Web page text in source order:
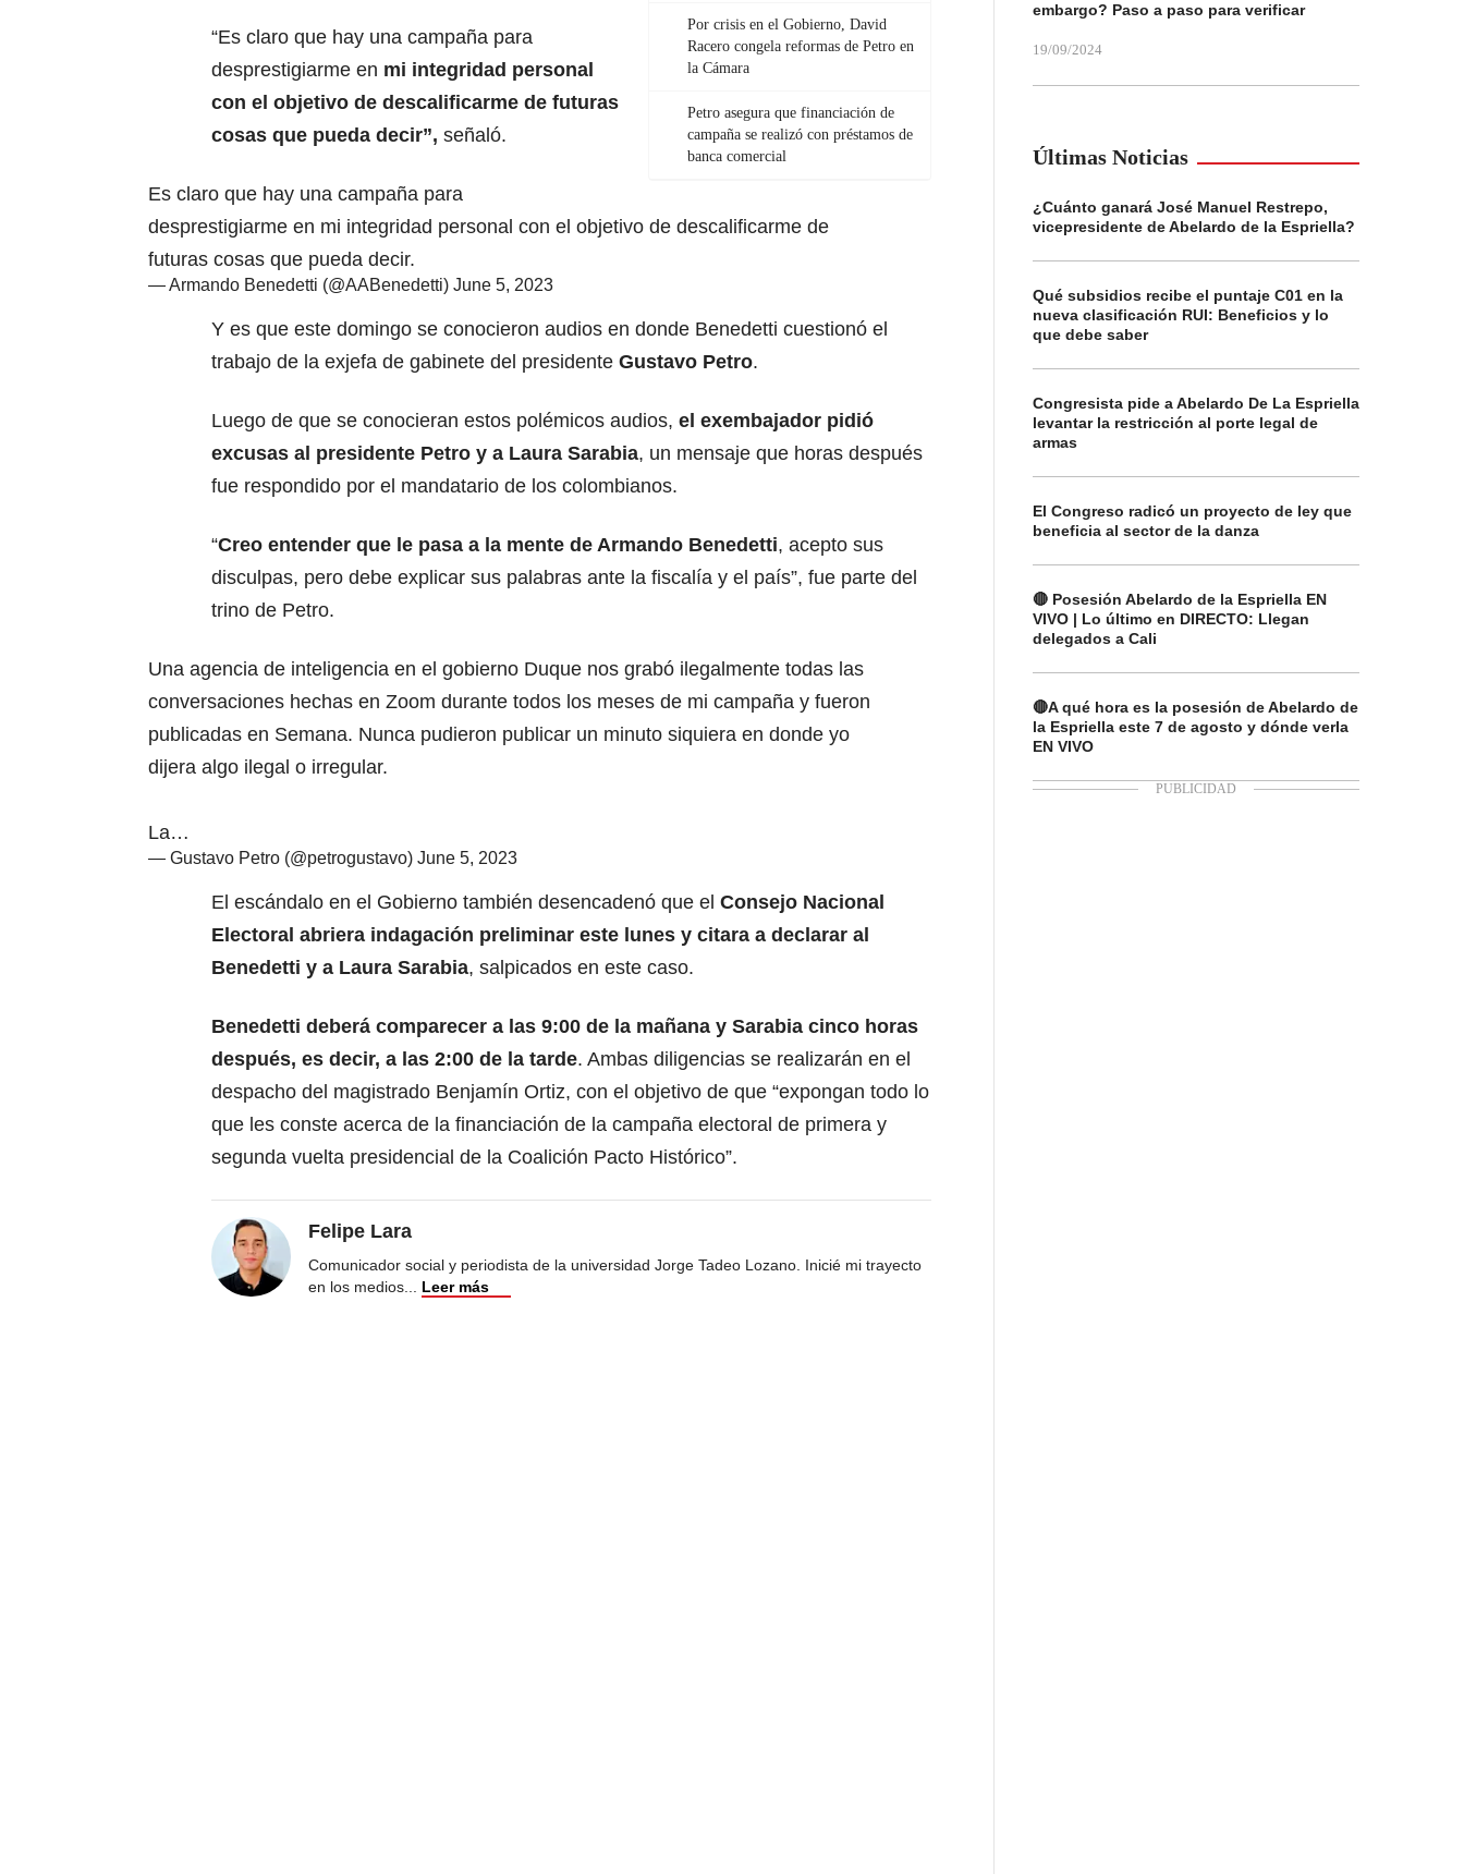
Por crisis en el Gobierno, David
Racero congela reformas de Petro en
la Cámara
Petro asegura que financiación de
campaña se realizó con préstamos de
banca comercial
“Es claro que hay una campaña para
desprestigiarme en mi integridad personal
con el objetivo de descalificarme de futuras
cosas que pueda decir”, señaló.
Es claro que hay una campaña para
desprestigiarme en mi integridad personal con el objetivo de descalificarme de
futuras cosas que pueda decir.
— Armando Benedetti (@AABenedetti) June 5, 2023
Y es que este domingo se conocieron audios en donde Benedetti cuestionó el
trabajo de la exjefa de gabinete del presidente Gustavo Petro.
Luego de que se conocieran estos polémicos audios, el exembajador pidió
excusas al presidente Petro y a Laura Sarabia, un mensaje que horas después
fue respondido por el mandatario de los colombianos.
“Creo entender que le pasa a la mente de Armando Benedetti, acepto sus
disculpas, pero debe explicar sus palabras ante la fiscalía y el país”, fue parte del
trino de Petro.
Una agencia de inteligencia en el gobierno Duque nos grabó ilegalmente todas las
conversaciones hechas en Zoom durante todos los meses de mi campaña y fueron
publicadas en Semana. Nunca pudieron publicar un minuto siquiera en donde yo
dijera algo ilegal o irregular.
La…
— Gustavo Petro (@petrogustavo) June 5, 2023
El escándalo en el Gobierno también desencadenó que el Consejo Nacional
Electoral abriera indagación preliminar este lunes y citara a declarar al
Benedetti y a Laura Sarabia, salpicados en este caso.
Benedetti deberá comparecer a las 9:00 de la mañana y Sarabia cinco horas
después, es decir, a las 2:00 de la tarde. Ambas diligencias se realizarán en el
despacho del magistrado Benjamín Ortiz, con el objetivo de que “expongan todo lo
que les conste acerca de la financiación de la campaña electoral de primera y
segunda vuelta presidencial de la Coalición Pacto Histórico”.
Felipe Lara
Comunicador social y periodista de la universidad Jorge Tadeo Lozano. Inicié mi trayecto
en los medios... Leer más
embargo? Paso a paso para verificar
19/09/2024
Últimas Noticias
¿Cuánto ganará José Manuel Restrepo,
vicepresidente de Abelardo de la Espriella?
Qué subsidios recibe el puntaje C01 en la
nueva clasificación RUI: Beneficios y lo
que debe saber
Congresista pide a Abelardo De La Espriella
levantar la restricción al porte legal de
armas
El Congreso radicó un proyecto de ley que
beneficia al sector de la danza
🔴 Posesión Abelardo de la Espriella EN
VIVO | Lo último en DIRECTO: Llegan
delegados a Cali
🔴A qué hora es la posesión de Abelardo de
la Espriella este 7 de agosto y dónde verla
EN VIVO